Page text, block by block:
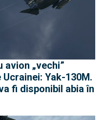
avion „vechi”
Yak-130M.
fi disponibil abia în